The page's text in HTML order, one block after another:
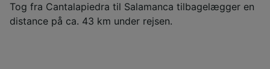
Tog fra Cantalapiedra til Salamanca tilbagelægger en
distance på ca. 43 km under rejsen.